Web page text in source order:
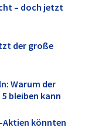
– doch jetzt
der große
Warum der
bleiben kann
Aktien könnten